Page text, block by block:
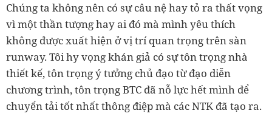
Chúng ta không nên có sự câu nệ hay tỏ ra thất vọng
vì một thần tượng hay ai đó mà mình yêu thích
không được xuất hiện ở vị trí quan trọng trên sàn
runway. Tôi hy vọng khán giả có sự tôn trọng nhà
thiết kế, tôn trọng ý tưởng chủ đạo từ đạo diễn
chương trình, tôn trọng BTC đã nỗ lực hết mình để
chuyển tải tốt nhất thông điệp mà các NTK đã tạo ra.